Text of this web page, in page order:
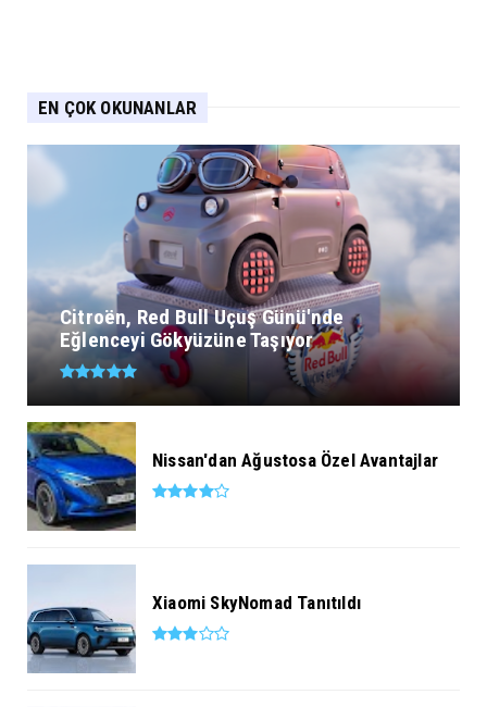
EN ÇOK OKUNANLAR
Citroën, Red Bull Uçuş Günü'nde
Eğlenceyi Gökyüzüne Taşıyor
Nissan'dan Ağustosa Özel Avantajlar
Xiaomi SkyNomad Tanıtıldı